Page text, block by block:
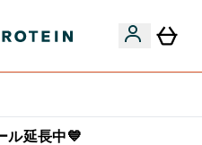
ル延長中💙